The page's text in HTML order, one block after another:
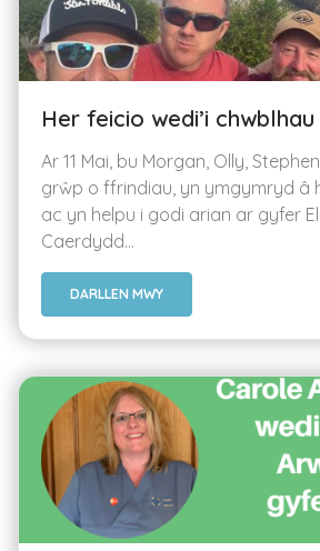
Her feicio wedi’i chwblhau
Ar 11 Mai, bu Morgan, Olly,
grŵp o ffrindiau, yn ymgymryd â
ac yn helpu i godi arian ar gyfer
Caerdydd...
DARLLEN MWY